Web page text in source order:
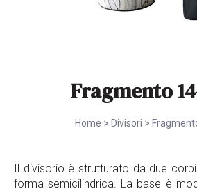
Fragmento
Home > Divisori >
Il divisorio è strutturato da due
forma semicilindrica. La base è